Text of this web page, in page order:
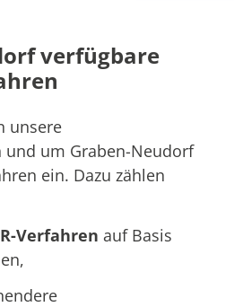
verfügbare
unsere
und um Graben-Neudorf
ein. Dazu zählen
Verfahren auf Basis